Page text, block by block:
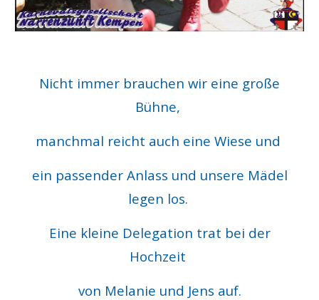
Nicht immer brauchen wir eine große
Bühne,
manchmal reicht auch eine Wiese und
ein passender Anlass und unsere Mädel
legen los.
Eine kleine Delegation trat bei der
Hochzeit
von Melanie und Jens auf.